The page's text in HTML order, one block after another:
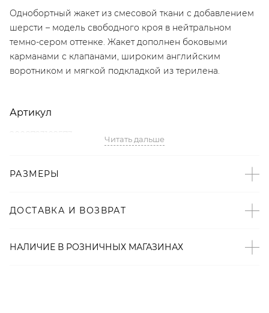
Однобортный жакет из смесовой ткани с добавлением
шерсти – модель свободного кроя в нейтральном
темно-сером оттенке. Жакет дополнен боковыми
карманами с клапанами, широким английским
воротником и мягкой подкладкой из терилена.
Артикул
2008723102573
– Дизайн: Санкт-Петербург, Россия;
– Нейтральный темно-серый оттенок;
Читать дальше
РАЗМЕРЫ
ДОСТАВКА И ВОЗВРАТ
НАЛИЧИЕ В РОЗНИЧНЫХ МАГАЗИНАХ